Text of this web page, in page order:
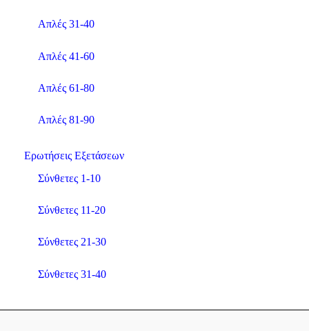
Απλές 31-40
Απλές 41-60
Απλές 61-80
Απλές 81-90
Ερωτήσεις Εξετάσεων
Σύνθετες 1-10
Σύνθετες 11-20
Σύνθετες 21-30
Σύνθετες 31-40